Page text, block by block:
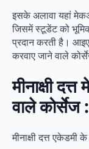
इसके अलावा यहां
जिसमें स्टूडेंट को
प्रदान करती है।
करवाए जाने वाले
मीनाक्षी
वाले कोर्सेज
मीनाक्षी दत्त एकेडमी